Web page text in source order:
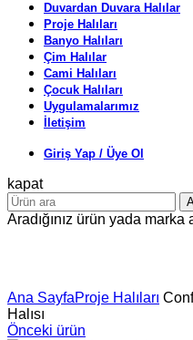
Duvardan Duvara Halılar
Proje Halıları
Banyo Halıları
Çim Halılar
Cami Halıları
Çocuk Halıları
Uygulamalarımız
İletişim
Giriş Yap / Üye Ol
kapat
Aradığınız ürün yada marka
Ana SayfaProje Halıları
Halısı
Önceki ürün